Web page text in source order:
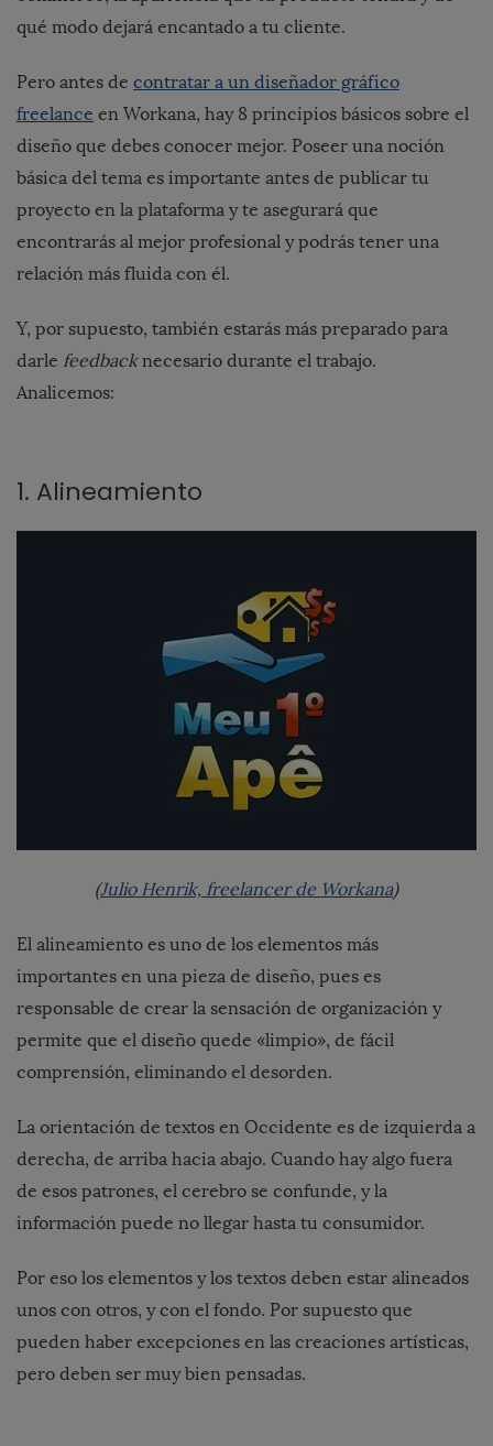
qué modo dejará encantado a tu cliente.
Pero antes de contratar a un diseñador gráfico
freelance en Workana, hay 8 principios básicos sobre el
diseño que debes conocer mejor. Poseer una noción
básica del tema es importante antes de publicar tu
proyecto en la plataforma y te asegurará que
encontrarás al mejor profesional y podrás tener una
relación más fluida con él.
Y, por supuesto, también estarás más preparado para
darle feedbacknecesario durante el trabajo.
Analicemos:
1. Alineamiento
(Julio Henrik, freelancer de Workana)
El alineamiento es uno de los elementos más
importantes en una pieza de diseño, pues es
responsable de crear la sensación de organización y
permite que el diseño quede «limpio», de fácil
comprensión, eliminando el desorden.
La orientación de textos en Occidente es de izquierda a
derecha, de arriba hacia abajo. Cuando hay algo fuera
de esos patrones, el cerebro se confunde, y la
información puede no llegar hasta tu consumidor.
Por eso los elementos y los textos deben estar alineados
unos con otros, y con el fondo. Por supuesto que
pueden haber excepciones en las creaciones artísticas,
pero deben ser muy bien pensadas.